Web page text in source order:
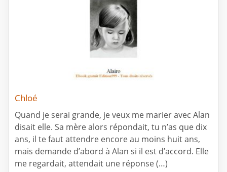
Chloé
Quand je serai grande, je veux me marier avec Alan
disait elle. Sa mère alors répondait, tu n’as que dix
ans, il te faut attendre encore au moins huit ans,
mais demande d’abord à Alan si il est d’accord. Elle
me regardait, attendait une réponse (…)